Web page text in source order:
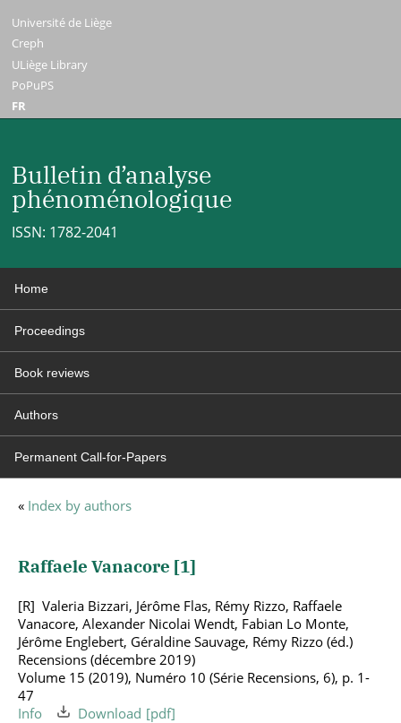
Université de Liège
Creph
ULiège Library
PoPuPS
FR
Bulletin d’analyse
phénoménologique
ISSN: 1782-2041
Home
Proceedings
Book reviews
Authors
Permanent Call-for-Papers
« Index by authors
Raffaele Vanacore [1]
Valeria Bizzari, Jérôme Flas, Rémy Rizzo, Raffaele
Vanacore, Alexander Nicolai Wendt, Fabian Lo Monte,
Jérôme Englebert, Géraldine Sauvage, Rémy Rizzo (éd.)
Recensions (décembre 2019)
Volume 15 (2019), Numéro 10 (Série Recensions, 6), p. 1-
47
Info
Download